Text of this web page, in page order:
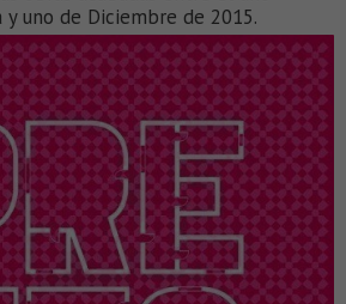
uno de Diciembre de 2015.